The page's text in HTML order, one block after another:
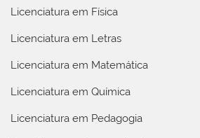
Licenciatura em Física
Licenciatura em Letras
Licenciatura em Matemática
Licenciatura em Química
Licenciatura em Pedagogia